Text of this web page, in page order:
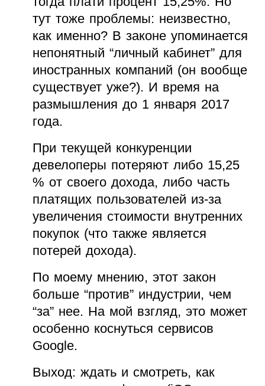
тут тоже проблемы: неизвестно,
как именно? В законе упоминается
непонятный “личный кабинет” для
иностранных компаний (он вообще
существует уже?). И время на
размышления до 1 января 2017
года.
При текущей конкуренции
девелоперы потеряют либо 15,25
% от своего дохода, либо часть
платящих пользователей из-за
увеличения стоимости внутренних
покупок (что также является
потерей дохода).
По моему мнению, этот закон
больше “против” индустрии, чем
“за” нее. На мой взгляд, это может
особенно коснуться сервисов
Google.
Выход: ждать и смотреть, как